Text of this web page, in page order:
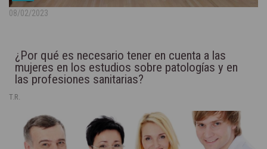
08/02/2023
¿Por qué es necesario tener en cuenta a las
mujeres en los estudios sobre patologías y en
las profesiones sanitarias?
T.R.